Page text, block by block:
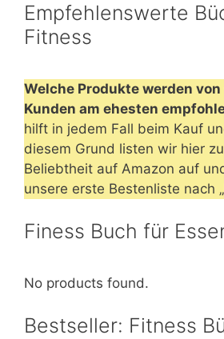
Empfehlenswerte
Fitness
Welche Produkte werden
Kunden am ehesten
hilft in jedem Fall beim Kauf
diesem Grund listen wir hier
Beliebtheit auf Amazon auf
unsere erste Bestenliste nach
Finess Buch für
No products found.
Bestseller: Fitness